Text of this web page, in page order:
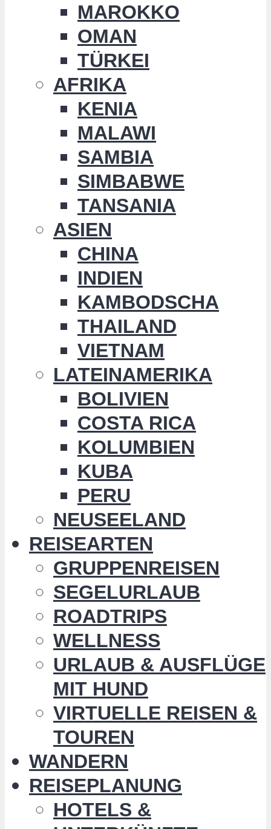
MAROKKO
OMAN
TÜRKEI
AFRIKA
KENIA
MALAWI
SAMBIA
SIMBABWE
TANSANIA
ASIEN
CHINA
INDIEN
KAMBODSCHA
THAILAND
VIETNAM
LATEINAMERIKA
BOLIVIEN
COSTA RICA
KOLUMBIEN
KUBA
PERU
NEUSEELAND
REISEARTEN
GRUPPENREISEN
SEGELURLAUB
ROADTRIPS
WELLNESS
URLAUB & AUSFLÜGE
MIT HUND
VIRTUELLE REISEN &
TOUREN
WANDERN
REISEPLANUNG
HOTELS &